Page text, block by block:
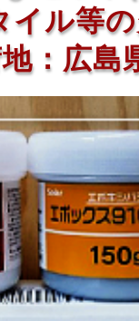
イル等
：広島